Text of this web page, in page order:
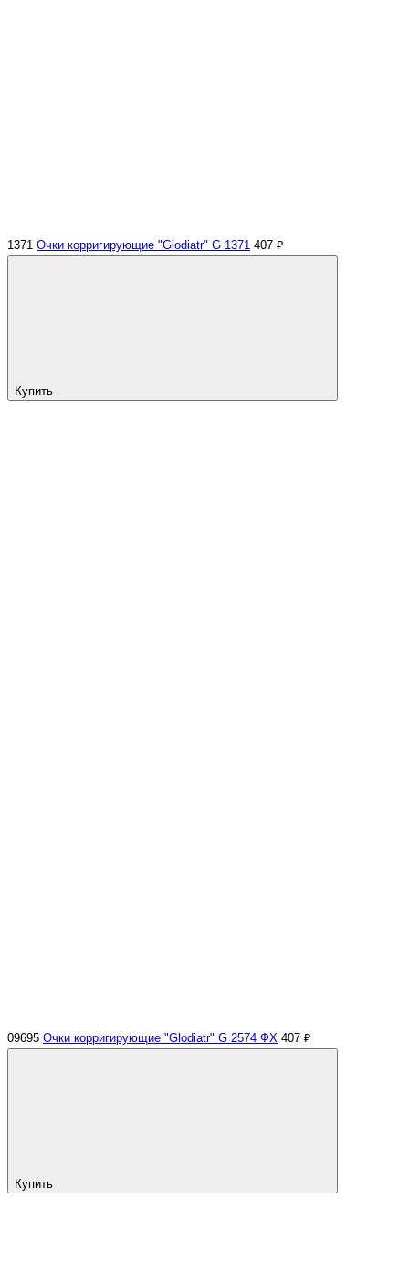
1371 Очки корригирующие "Glodiatr" G 1371 407 ₽
Купить
09695 Очки корригирующие "Glodiatr" G 2574 ФХ 407 ₽
Купить